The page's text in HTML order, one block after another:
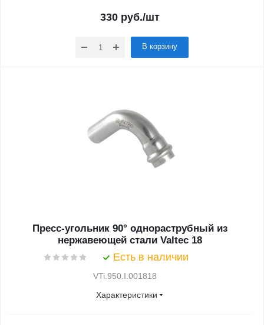
330 руб./шт
В корзину
Пресс-угольник 90° однораструбный из
нержавеющей стали Valtec 18
Есть в наличии
VTi.950.I.001818
Характеристики